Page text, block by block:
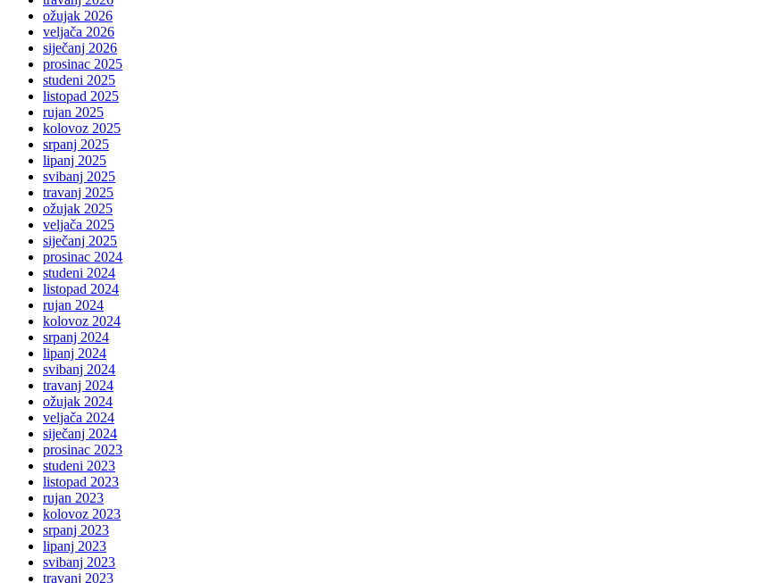
ožujak 2026
veljača 2026
siječanj 2026
prosinac 2025
studeni 2025
listopad 2025
rujan 2025
kolovoz 2025
srpanj 2025
lipanj 2025
svibanj 2025
travanj 2025
ožujak 2025
veljača 2025
siječanj 2025
prosinac 2024
studeni 2024
listopad 2024
rujan 2024
kolovoz 2024
srpanj 2024
lipanj 2024
svibanj 2024
travanj 2024
ožujak 2024
veljača 2024
siječanj 2024
prosinac 2023
studeni 2023
listopad 2023
rujan 2023
kolovoz 2023
srpanj 2023
lipanj 2023
svibanj 2023
travanj 2023